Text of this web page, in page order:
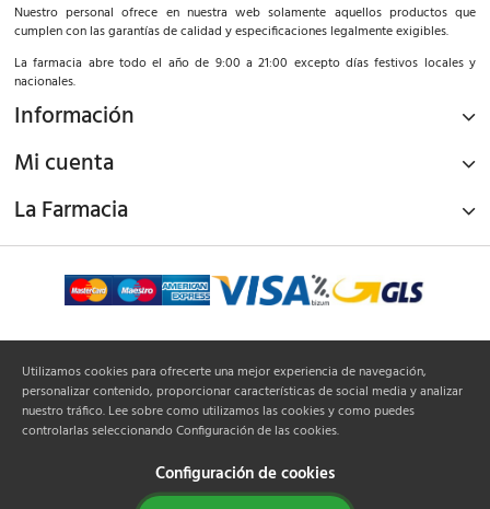
Nuestro personal ofrece en nuestra web solamente aquellos productos que
cumplen con las garantías de calidad y especificaciones legalmente exigibles.
La farmacia abre todo el año de 9:00 a 21:00 excepto días festivos locales y
nacionales.
Información
Mi cuenta
La Farmacia
Utilizamos cookies para ofrecerte una mejor experiencia de navegación,
personalizar contenido, proporcionar características de social media y analizar
nuestro tráfico. Lee sobre como utilizamos las cookies y como puedes
controlarlas seleccionando Configuración de las cookies.
Configuración de cookies